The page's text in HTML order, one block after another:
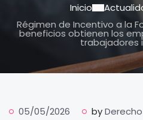
Inicio
Régimen de Incentivo a la
beneficios obtienen los
trabajadores
05/05/2026 by